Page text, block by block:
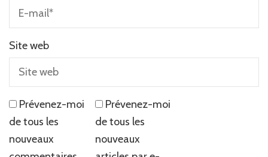
Site web
Prévenez-moi
de tous les
nouveaux
Prévenez-moi
de tous les
nouveaux